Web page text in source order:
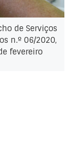
de Serviços
n.º 06/2020,
fevereiro